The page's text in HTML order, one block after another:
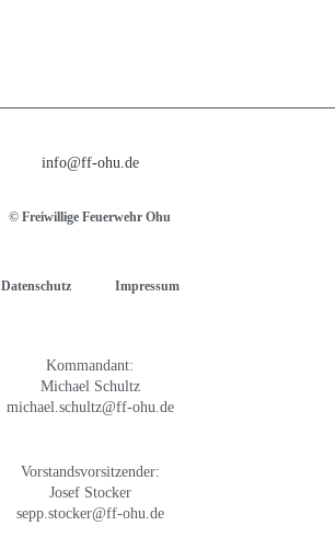
info@ff-ohu.de
© Freiwillige Feuerwehr Ohu
Datenschutz Impressum
Kommandant:
Michael Schultz
michael.schultz@ff-ohu.de
Vorstandsvorsitzender:
Josef Stocker
sepp.stocker@ff-ohu.de